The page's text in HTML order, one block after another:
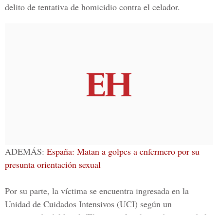
delito de tentativa de homicidio contra el celador.
ADEMÁS: España: Matan a golpes a enfermero por su
presunta orientación sexual
Por su parte, la víctima se encuentra ingresada en la
Unidad de Cuidados Intensivos (UCI) según un